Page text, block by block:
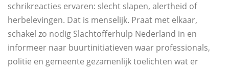
schrikreacties ervaren: slecht slapen, alertheid of
herbelevingen. Dat is menselijk. Praat met elkaar,
schakel zo nodig Slachtofferhulp Nederland in en
informeer naar buurtinitiatieven waar professionals,
politie en gemeente gezamenlijk toelichten wat er